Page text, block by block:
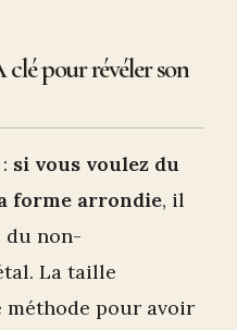
pour révéler son
si vous voulez du
forme arrondie, il
du non-
La taille
méthode pour avoir